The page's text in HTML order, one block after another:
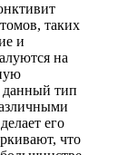
таких
и
на
данный тип
его
что